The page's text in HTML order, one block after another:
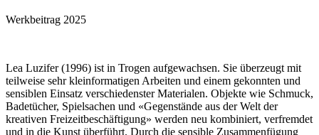
Werkbeitrag 2025
Lea Luzifer (1996) ist in Trogen aufgewachsen. Sie überzeugt mit
teilweise sehr kleinformatigen Arbeiten und einem gekonnten und
sensiblen Einsatz verschiedenster Materialen. Objekte wie Schmuck,
Badetücher, Spielsachen und «Gegenstände aus der Welt der
kreativen Freizeitbeschäftigung» werden neu kombiniert, verfremdet
und in die Kunst überführt. Durch die sensible Zusammenfügung